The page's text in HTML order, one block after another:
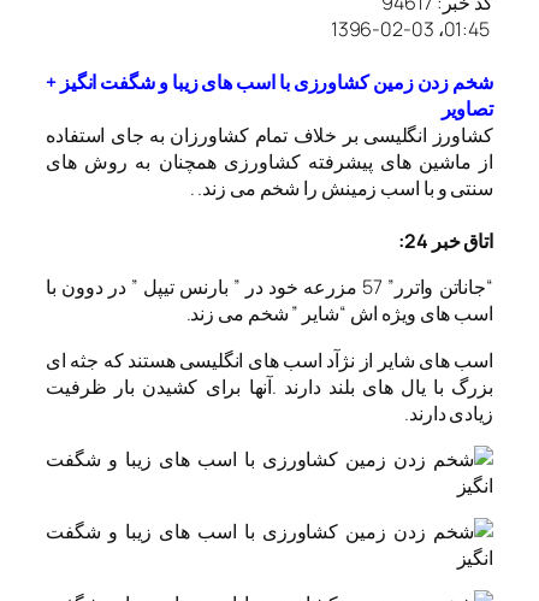
شخم زدن زمین کشاورزی با اسب های زیبا و شگفت انگیز +
تصاویر
کشاورز انگلیسی بر خلاف تمام کشاورزان به جای استفاده
از ماشین های پیشرفته کشاورزی همچنان به روش های
سنتی و با اسب زمینش را شخم می زند. .
اتاق خبر 24:
“جاناتن واترر” 57 مزرعه خود در ” بارنس تیپل ” در دوون با
اسب های ویژه اش “شایر ” شخم می زند.
اسب های شایر از نژآد اسب های انگلیسی هستند که جثه ای
بزرگ با یال های بلند دارند .آنها برای کشیدن بار ظرفیت
زیادی دارند.